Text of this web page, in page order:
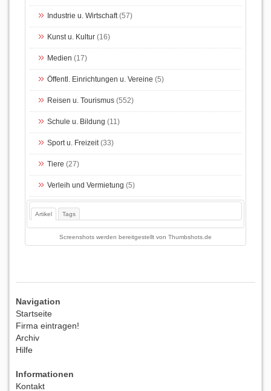
Industrie u. Wirtschaft(57)
Kunst u. Kultur (16)
Medien (17)
Öffentl. Einrichtungen u. Vereine (5)
Reisen u. Tourismus (552)
Schule u. Bildung (11)
Sport u. Freizeit(33)
Tiere (27)
Verleih und Vermietung (5)
Artikel Tags
Screenshots werden bereitgestellt von Thumbshots.de
Navigation
Startseite
Firma eintragen!
Archiv
Hilfe
Informationen
Kontakt